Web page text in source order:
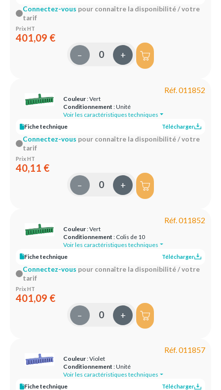
Connectez-vous pour connaître la disponibilité / votre
tarif
Prix HT
401,09 €
– +
Réf. 011852
Couleur: Vert
Conditionnement : Unité
Voir les caractéristiques techniques
Fiche technique
Télécharger
Connectez-vous pour connaître la disponibilité / votre
tarif
Prix HT
40,11 €
– +
Réf. 011852
Couleur: Vert
Conditionnement : Colis de 10
Voir les caractéristiques techniques
Fiche technique
Télécharger
Connectez-vous pour connaître la disponibilité / votre
tarif
Prix HT
401,09 €
– +
Réf. 011857
Couleur: Violet
Conditionnement : Unité
Voir les caractéristiques techniques
Fiche technique
Télécharger